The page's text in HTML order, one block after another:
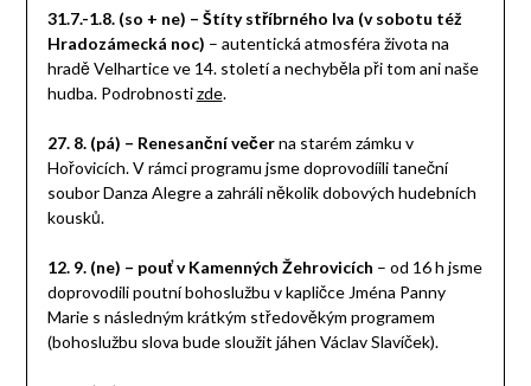
31.7.-1.8. (so + ne) – Štíty stříbrného lva (v sobotu též
Hradozámecká noc) – autentická atmosféra života na
hradě Velhartice ve 14. století a nechyběla při tom ani naše
hudba. Podrobnostizde.
27. 8. (pá) – Renesanční večerna starém zámku v
Hořovicích. V rámci programu jsme doprovodíili taneční
soubor Danza Alegre a zahráli několik dobových hudebních
kousků.
12. 9. (ne) – pouť v Kamenných Žehrovicích – od 16 h jsme
doprovodili poutní bohoslužbu v kapličce Jména Panny
Marie s následným krátkým středověkým programem
(bohoslužbu slova bude sloužit jáhen Václav Slavíček).